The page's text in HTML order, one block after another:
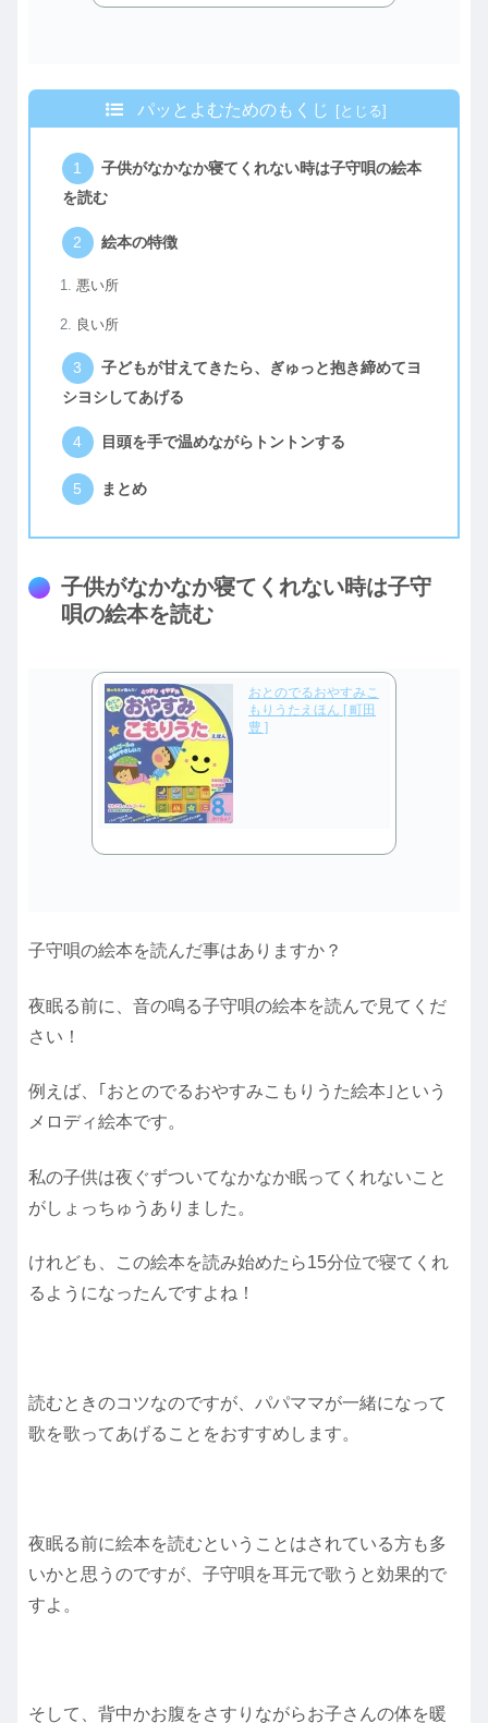
パッとよむためのもくじ
子供がなかなか寝てくれない時は子守唄の絵本
を読む
絵本の特徴
悪い所
良い所
子どもが甘えてきたら、ぎゅっと抱き締めてヨ
シヨシしてあげる
目頭を手で温めながらトントンする
まとめ
子供がなかなか寝てくれない時は子守
唄の絵本を読む
おとのでるおやすみこ
もりうたえほん [ 町田
豊 ]
子守唄の絵本を読んだ事はありますか？
夜眠る前に、音の鳴る子守唄の絵本を読んで見てくだ
さい！
例えば、｢おとのでるおやすみこもりうた絵本｣という
メロディ絵本です。
私の子供は夜ぐずついてなかなか眠ってくれないこと
がしょっちゅうありました。
けれども、この絵本を読み始めたら15分位で寝てくれ
るようになったんですよね！
読むときのコツなのですが、パパママが一緒になって
歌を歌ってあげることをおすすめします。
夜眠る前に絵本を読むということはされている方も多
いかと思うのですが、子守唄を耳元で歌うと効果的で
すよ。
そして、背中かお腹をさすりながらお子さんの体を暖